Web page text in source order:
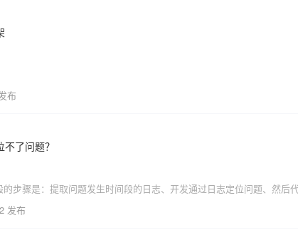
布
了问题？
发布